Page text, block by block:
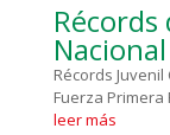
Récords Juvenil
Fuerza Primera
leer más